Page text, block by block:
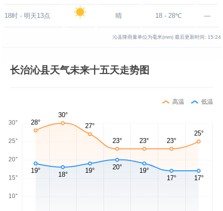
18时 - 明天13点 晴 18 - 28℃ —
沁县降雨量单位为毫米(mm) 最后更新时间: 15:24
长治沁县天气未来十五天走势图
高温 低温